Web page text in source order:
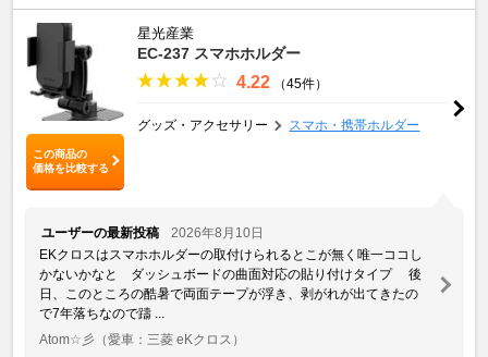
この商品の
価格を比較する
星光産業
EC-237 スマホホルダー
4.22 （45件）
グッズ・アクセサリー スマホ・携帯ホルダー
ユーザーの最新投稿
2026年8月10日
EKクロスはスマホホルダーの取付けられるとこが無く唯一ココし
かないかなと ダッシュボードの曲面対応の貼り付けタイプ 後
日、このところの酷暑で両面テープが浮き、剥がれが出てきたの
で7年落ちなので躊 ...
Atom☆彡 （愛車：三菱 eKクロス）